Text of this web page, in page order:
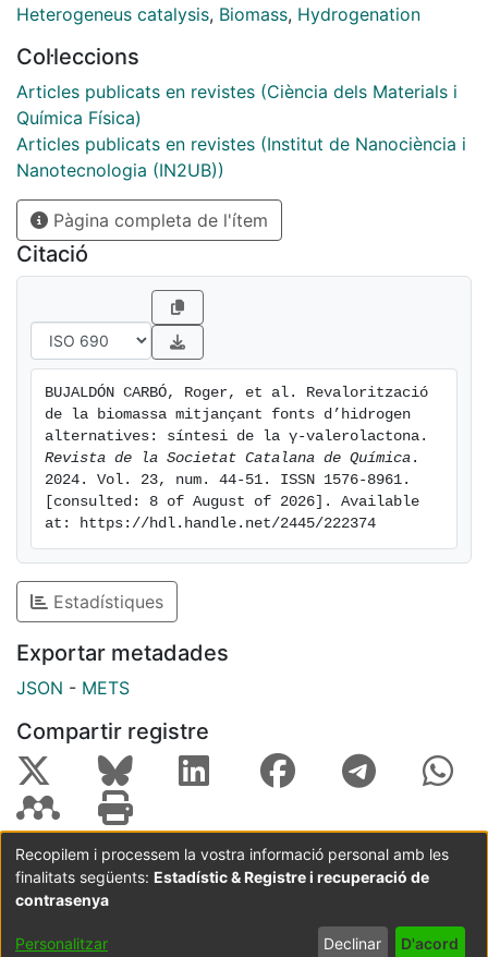
fòrmic i l’alcohol isopropílic. En un primer estadi, s’ha
heterogenis en què s’ha constatat la necessitat d’una
àrea específica elevada, fet que ens ha empès a
escollir el níquel Raney tant per la seva naturalesa com
per la seva accessibilitat. En un segon estadi, s’ha
determinat que l’isopropanol permet treballar a una
temperatura menor i invertint menys temps de reacció
del que ho fa l’àcid fòrmic, cosa que implica una
reducció del consum energètic. Finalment, s’observa
que la transició de medi aquós a alcohòlic encara
afavoreix més la reacció amb transformacions
properes al 100 %.
Heterogeneus catalysis, Biomass, Hydrogenation
Col·leccions
Articles publicats en revistes (Ciència dels Materials i
Química Física)
Articles publicats en revistes (Institut de Nanociència i
Nanotecnologia (IN2UB))
Pàgina completa de l'ítem
Citació
BUJALDÓN CARBÓ, Roger, et al. Revalorització
de la biomassa mitjançant fonts d’hidrogen
Revista de la Societat Catalana de Química .
2024. Vol. 23, num. 44-51. ISSN 1576-8961.
[consulted: 8 of August of 2026]. Available
at: https://hdl.handle.net/2445/222374
Estadístiques
Exportar metadades
JSON - METS
Compartir registre
Coordinació:CRAI UB Avís legal
Metadades
subjectes a:
Configuració
de cookies
privadesa
Recopilem i processem la vostra informació personal amb les
finalitats següents: Estadístic & Registre i recuperació de
contrasenya
Personalitzar Declinar D'acord